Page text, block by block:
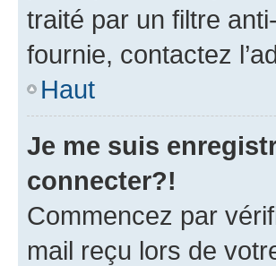
traité par un filtre
fournie, contactez
Haut
Je me suis
connecter?!
Commencez par
mail reçu lors de